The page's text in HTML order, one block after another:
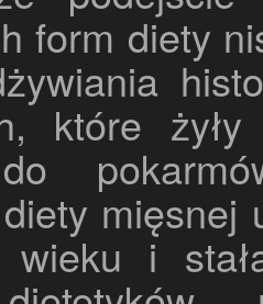
form diety
które
mięsnej
i